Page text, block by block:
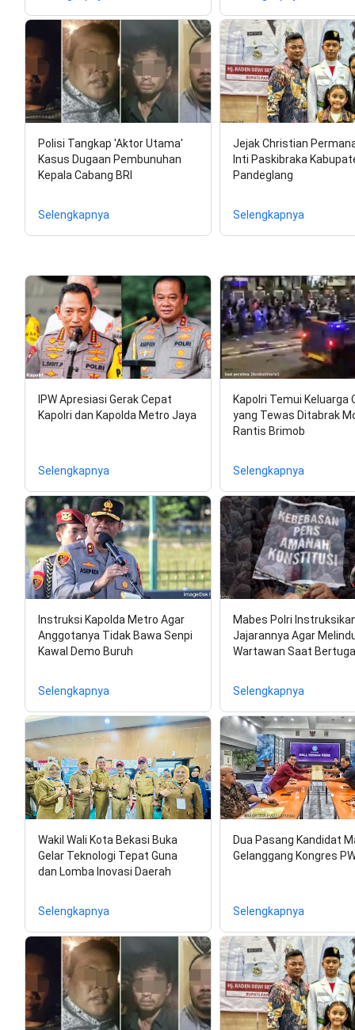
Polisi Tangkap 'Aktor Utama'
Kasus Dugaan Pembunuhan
Kepala Cabang BRI
Selengkapnya
Jejak Christian
Inti Paskibraka
Pandeglang
Selengkapnya
IPW Apresiasi Gerak Cepat
Kapolri dan Kapolda Metro Jaya
Selengkapnya
Kapolri Temui Keluarga
yang Tewas Ditabrak
Rantis Brimob
Selengkapnya
Instruksi Kapolda Metro Agar
Anggotanya Tidak Bawa Senpi
Kawal Demo Buruh
Selengkapnya
Mabes Polri
Jajarannya Agar
Wartawan Saat
Selengkapnya
Wakil Wali Kota Bekasi Buka
Gelar Teknologi Tepat Guna
dan Lomba Inovasi Daerah
Selengkapnya
Dua Pasang Kandidat
Gelanggang Kongres
Selengkapnya